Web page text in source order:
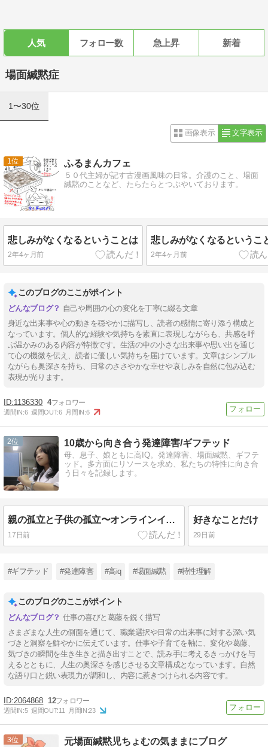
人気 フォロー数 急上昇 新着
場面緘黙症
1〜30位
画像表示 文字表示
1 ふるまんカフェ
５０代主婦が記す古漫画風味の日常。介護のこと、場面
緘黙のことなど、たらたらとつぶやいております。
悲しみがなくなるということは
2年4ヶ月前
悲しみがなくなるというこ
2年4ヶ月前
このブログのここがポイント
自己や周囲の心の変化を丁寧に綴る文章
身近な出来事や心の動きを穏やかに描写し、読者の感情に寄り添う構成と
なっています。個人的な経験や気持ちを素直に表現しながらも、共感を呼
ぶ温かみのある内容が特徴です。生活の中の小さな出来事や思い出を通じ
て心の機微を伝え、読者に優しい気持ちを届けています。文章はシンプル
ながらも奥深さを持ち、日常のささやかな幸せや哀しみを自然に包み込む
表現が光ります。
1136330 4
週間IN:6 週間OUT:6 月間IN:6
2 10歳から向き合う発達障害/ギフテッド
母、息子、娘ともに高IQ。発達障害、場面緘黙、ギフテ
ッド。多方面にリソースを求め、私たちの特性に向き合
う日々を記録します。
親の孤立と子供の孤立〜オンラインイベントを振り返って〜
17日前
好きなことだけ
29日前
#ギフテッド #発達障害 #高iq #場面緘黙 #特性理解
このブログのここがポイント
仕事の喜びと葛藤を鋭く描写
さまざまな人生の側面を通じて、職業選択や日常の出来事に対する深い気
づきと洞察を鮮やかに伝えています。仕事や子育てを軸に、変化や葛藤、
気づきの瞬間を生き生きと描き出すことで、読み手に考えるきっかけを与
えるとともに、人生の奥深さを感じさせる文章構成となっています。自然
な語り口と鋭い表現力が調和し、内容に惹きつけられる内容です。
2064868 12
週間IN:5 週間OUT:11 月間IN:23
3 元場面緘黙児ちょむの気ままにブログ